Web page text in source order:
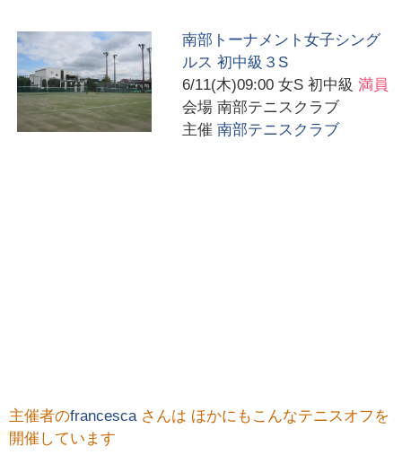
南部トーナメント女子シング
ルス 初中級３S
6/11(木)09:00 女S 初中級 満員
会場 南部テニスクラブ
主催 南部テニスクラブ
主催者のfrancesca さんは ほかにもこんなテニスオフを
開催しています